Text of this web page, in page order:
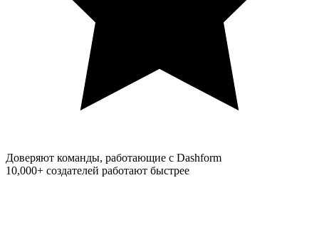
Доверяют команды, работающие с Dashform
10,000+ создателей работают быстрее